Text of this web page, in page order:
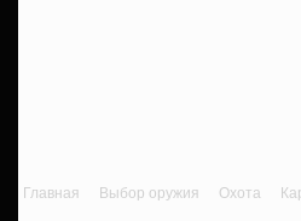
Главная Выбор оружия Охота